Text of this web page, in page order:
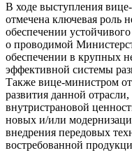
В ходе выступления
отмечена ключевая роль
обеспечении
о проводимой
обеспечении в крупных
эффективной системы
Также вице-министром
развития данной
внутристрановой
новых и/или
внедрения передовых
востребованной